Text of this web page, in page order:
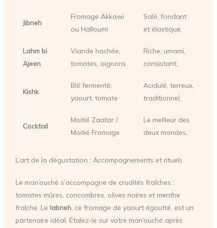
Jibneh
Fromage Akkawi
ou Halloumi
Salé, fondant
et élastique.
Lahm bi
Ajeen
Viande hachée,
tomates, oignons
Riche, umami,
consistant.
Kishk
Blé fermenté,
yaourt, tomate
Acidulé, terreux,
traditionnel.
Cocktail
Moitié Zaatar /
Moitié Fromage
Le meilleur des
deux mondes.
L’art de la dégustation : Accompagnements et rituels
Le man’ouché s’accompagne de crudités fraîches :
tomates mûres, concombres, olives noires et menthe
fraîche. Le labneh, ce fromage de yaourt égoutté, est un
partenaire idéal. Étalez-le sur votre man’ouché après